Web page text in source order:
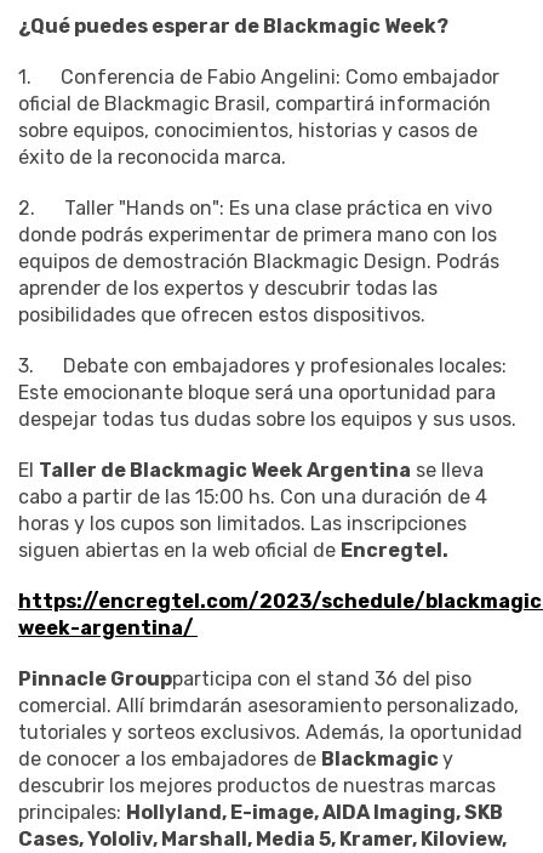
¿Qué puedes esperar de Blackmagic Week?
1. Conferencia de Fabio Angelini: Como embajador
oficial de Blackmagic Brasil, compartirá información
sobre equipos, conocimientos, historias y casos de
éxito de la reconocida marca.
2. Taller "Hands on": Es una clase práctica en vivo
donde podrás experimentar de primera mano con los
equipos de demostración Blackmagic Design. Podrás
aprender de los expertos y descubrir todas las
posibilidades que ofrecen estos dispositivos.
3. Debate con embajadores y profesionales locales:
Este emocionante bloque será una oportunidad para
despejar todas tus dudas sobre los equipos y sus usos.
El Taller de Blackmagic Week Argentina se lleva
cabo a partir de las 15:00 hs. Con una duración de 4
horas y los cupos son limitados. Las inscripciones
siguen abiertas en la web oficial de Encregtel.
https://encregtel.com/2023/schedule/
week-argentina/
Pinnacle Groupparticipa con el stand 36 del piso
comercial. Allí brimdarán asesoramiento personalizado,
tutoriales y sorteos exclusivos. Además, la oportunidad
de conocer a los embajadores de Blackmagicy
descubrir los mejores productos de nuestras marcas
principales: Hollyland, E-image, AIDA Imaging, SKB
Cases, Yololiv, Marshall, Media 5, Kramer, Kiloview,